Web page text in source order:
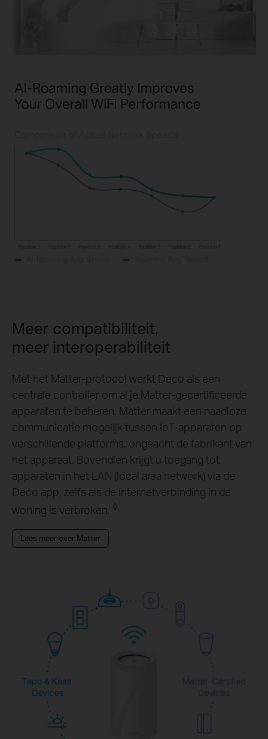
Meer compatibiliteit,
meer interoperabiliteit
Met het Matter-protocol werkt Deco als een
centrale controller om al je Matter-gecertificeerde
apparaten te beheren. Matter maakt een naadloze
communicatie mogelijk tussen IoT-apparaten op
verschillende platforms, ongeacht de fabrikant van
het apparaat. Bovendien krijgt u toegang tot
apparaten in het LAN (local area network) via de
Deco app, zelfs als de internetverbinding in de
woning is verbroken. ◊
Lees meer over Matter